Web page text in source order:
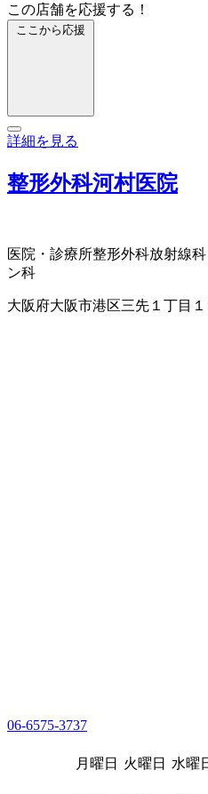
この店舗を応援する！
ここから応援
詳細を見る
整形外科河村医院
医院・診療所整形外科放射線科
ン科
大阪府大阪市港区三先１丁目１
06-6575-3737
月曜日 火曜日 水曜